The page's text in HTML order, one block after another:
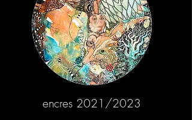
encres 2021/2023